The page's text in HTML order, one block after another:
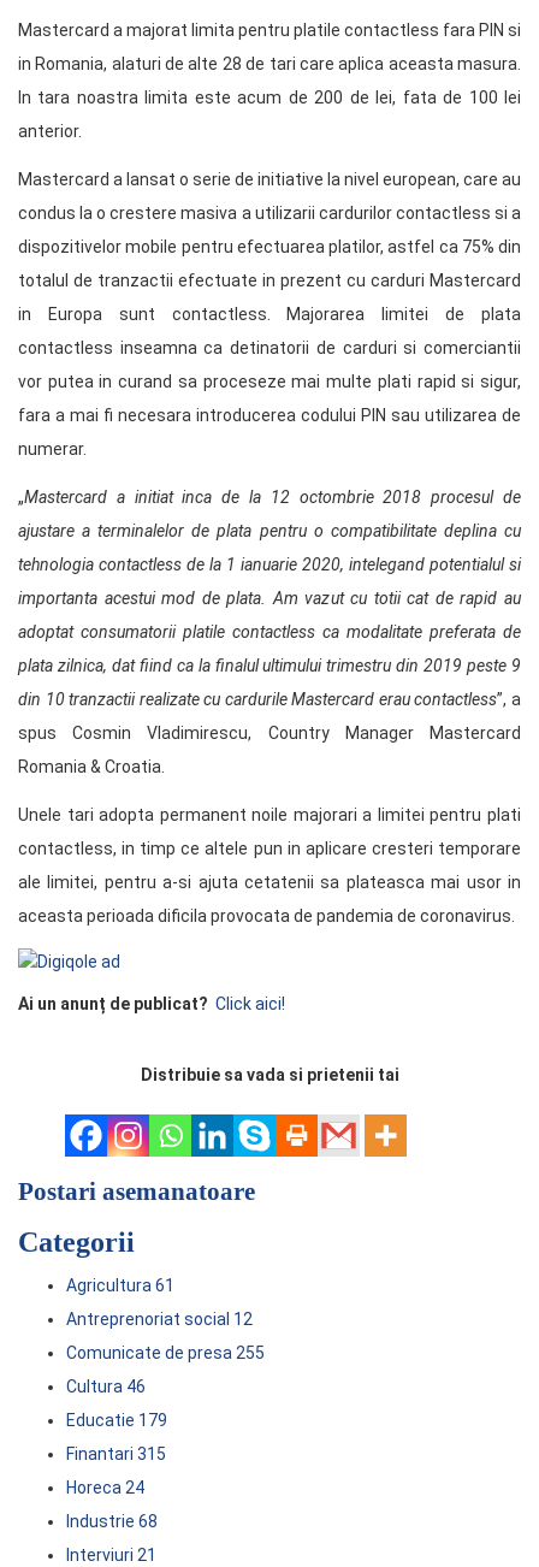
Mastercard a majorat limita pentru platile contactless fara PIN si
in Romania, alaturi de alte 28 de tari care aplica aceasta masura.
In tara noastra limita este acum de 200 de lei, fata de 100 lei
anterior.
Mastercard a lansat o serie de initiative la nivel european, care au
condus la o crestere masiva a utilizarii cardurilor contactless si a
dispozitivelor mobile pentru efectuarea platilor, astfel ca 75% din
totalul de tranzactii efectuate in prezent cu carduri Mastercard
in Europa sunt contactless. Majorarea limitei de plata
contactless inseamna ca detinatorii de carduri si comerciantii
vor putea in curand sa proceseze mai multe plati rapid si sigur,
fara a mai fi necesara introducerea codului PIN sau utilizarea de
numerar.
„Mastercard a initiat inca de la 12 octombrie 2018 procesul de
ajustare a terminalelor de plata pentru o compatibilitate deplina cu
tehnologia contactless de la 1 ianuarie 2020, intelegand potentialul si
importanta acestui mod de plata. Am vazut cu totii cat de rapid au
adoptat consumatorii platile contactless ca modalitate preferata de
plata zilnica, dat fiind ca la finalul ultimului trimestru din 2019 peste 9
din 10 tranzactii realizate cu cardurile Mastercard erau contactless”, a
spus Cosmin Vladimirescu, Country Manager Mastercard
Romania & Croatia.
Unele tari adopta permanent noile majorari a limitei pentru plati
contactless, in timp ce altele pun in aplicare cresteri temporare
ale limitei, pentru a-si ajuta cetatenii sa plateasca mai usor in
aceasta perioada dificila provocata de pandemia de coronavirus.
Ai un anunț de publicat? Click aici!
Distribuie sa vada si prietenii tai
Postari asemanatoare
Categorii
Agricultura 61
Antreprenoriat social 12
Comunicate de presa 255
Cultura 46
Educatie 179
Finantari 315
Horeca 24
Industrie 68
Interviuri 21